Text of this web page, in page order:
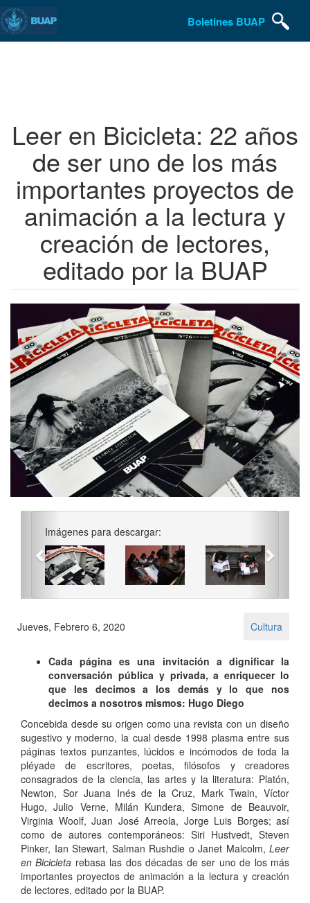
Boletines BUAP
Leer en Bicicleta: 22 años
de ser uno de los más
importantes proyectos de
animación a la lectura y
creación de lectores,
editado por la BUAP
Imágenes para descargar:
Jueves, Febrero 6, 2020 Cultura
Cada página es una invitación a dignificar la
conversación pública y privada, a enriquecer lo
que les decimos a los demás y lo que nos
decimos a nosotros mismos: Hugo Diego
Concebida desde su origen como una revista con un diseño
sugestivo y moderno, la cual desde 1998 plasma entre sus
páginas textos punzantes, lúcidos e incómodos de toda la
pléyade de escritores, poetas, filósofos y creadores
consagrados de la ciencia, las artes y la literatura: Platón,
Newton, Sor Juana Inés de la Cruz, Mark Twain, Víctor
Hugo, Julio Verne, Milán Kundera, Simone de Beauvoir,
Virginia Woolf, Juan José Arreola, Jorge Luis Borges; así
como de autores contemporáneos: Siri Hustvedt, Steven
Pinker, Ian Stewart, Salman Rushdie o Janet Malcolm, Leer
en Bicicleta rebasa las dos décadas de ser uno de los más
importantes proyectos de animación a la lectura y creación
de lectores, editado por la BUAP.